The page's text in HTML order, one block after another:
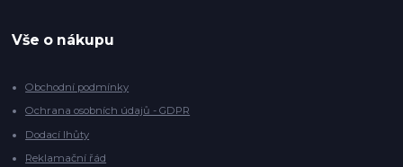
Vše o nákupu
Obchodní podmínky
Ochrana osobních údajů - GDPR
Dodací lhůty
Reklamační řád